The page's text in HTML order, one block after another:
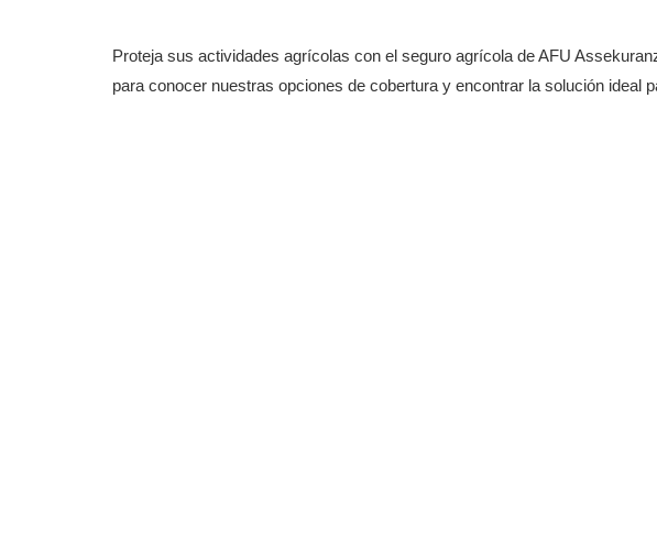
Proteja sus actividades agrícolas con el seguro agrícola de AFU
para conocer nuestras opciones de cobertura y encontrar la solución ideal